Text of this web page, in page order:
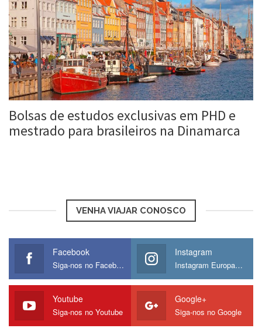
Bolsas de estudos exclusivas em PHD e
mestrado para brasileiros na Dinamarca
VENHA VIAJAR CONOSCO
Facebook
Siga-nos no Facebook
Instagram
Instagram Europamos
Youtube
Siga-nos no Youtube
Google+
Siga-nos no Google